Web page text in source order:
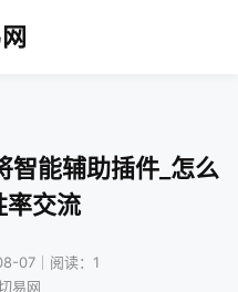
智能辅助插件_怎么
率交流
07｜阅读：1
易网